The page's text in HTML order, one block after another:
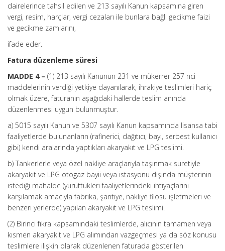
dairelerince tahsil edilen ve 213 sayılı Kanun kapsamına giren
vergi, resim, harçlar, vergi cezaları ile bunlara bağlı gecikme faizi
ve gecikme zamlarını,
ifade eder.
Fatura düzenleme süresi
MADDE 4 – (1) 213 sayılı Kanunun 231 ve mükerrer 257 nci
maddelerinin verdiği yetkiye dayanılarak, ihrakiye teslimleri hariç
olmak üzere, faturanın aşağıdaki hallerde teslim anında
düzenlenmesi uygun bulunmuştur.
a) 5015 sayılı Kanun ve 5307 sayılı Kanun kapsamında lisansa tabi
faaliyetlerde bulunanların (rafinerici, dağıtıcı, bayi, serbest kullanıcı
gibi) kendi aralarında yaptıkları akaryakıt ve LPG teslimi.
b) Tankerlerle veya özel nakliye araçlarıyla taşınmak suretiyle
akaryakıt ve LPG otogaz bayii veya istasyonu dışında müşterinin
istediği mahalde (yürüttükleri faaliyetlerindeki ihtiyaçlarını
karşılamak amacıyla fabrika, şantiye, nakliye filosu işletmeleri ve
benzeri yerlerde) yapılan akaryakıt ve LPG teslimi.
(2) Birinci fıkra kapsamındaki teslimlerde, alıcının tamamen veya
kısmen akaryakıt ve LPG alımından vazgeçmesi ya da söz konusu
teslimlere ilişkin olarak düzenlenen faturada gösterilen